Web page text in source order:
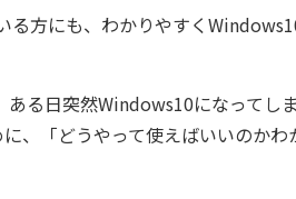
方にも、わかりやすく
る日突然Windows10になってしま
、「どうやって使えばいいのかわ